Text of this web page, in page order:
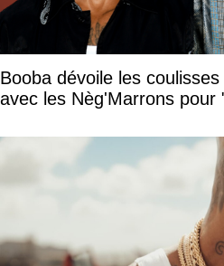
Booba dévoile les
avec les Nèg'Marrons pour